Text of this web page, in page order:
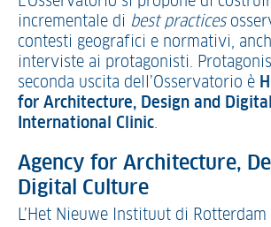
incrementale di best practices
contesti geografici e normativi,
interviste ai protagonisti.
seconda uscita dell’Osservatorio è
for Architecture, Design and
International Clinic.
Agency for Architecture,
Digital Culture
L’Het Nieuwe Instituut di Rotterdam